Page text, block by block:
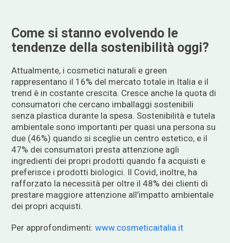
Come si stanno evolvendo le
tendenze della sostenibilità oggi?
Attualmente, i cosmetici naturali e green
rappresentano il 16% del mercato totale in Italia e il
trend è in costante crescita. Cresce anche la quota di
consumatori che cercano imballaggi sostenibili
senza plastica durante la spesa. Sostenibilità e tutela
ambientale sono importanti per quasi una persona su
due (46%) quando si sceglie un centro estetico, e il
47% dei consumatori presta attenzione agli
ingredienti dei propri prodotti quando fa acquisti e
preferisce i prodotti biologici. Il Covid, inoltre, ha
rafforzato la necessità per oltre il 48% dei clienti di
prestare maggiore attenzione all’impatto ambientale
dei propri acquisti.
Per approfondimenti:www.cosmeticaitalia.it